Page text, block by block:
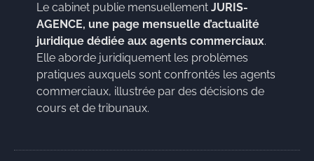
Le cabinet publie mensuellement JURIS-
AGENCE, une page mensuelle d’actualité
juridique dédiée aux agents commerciaux.
Elle aborde juridiquement les problèmes
pratiques auxquels sont confrontés les agents
commerciaux, illustrée par des décisions de
cours et de tribunaux.